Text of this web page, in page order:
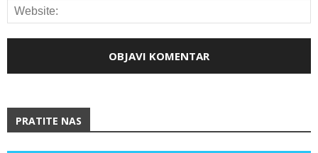
PRATITE NAS